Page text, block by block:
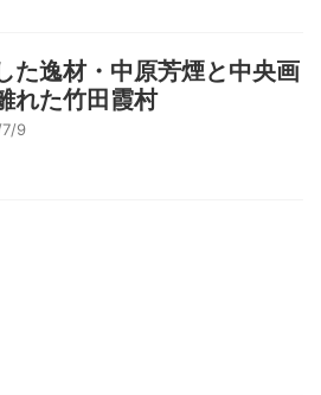
た逸材・中原芳煙と中央画
れた竹田霞村
7/9